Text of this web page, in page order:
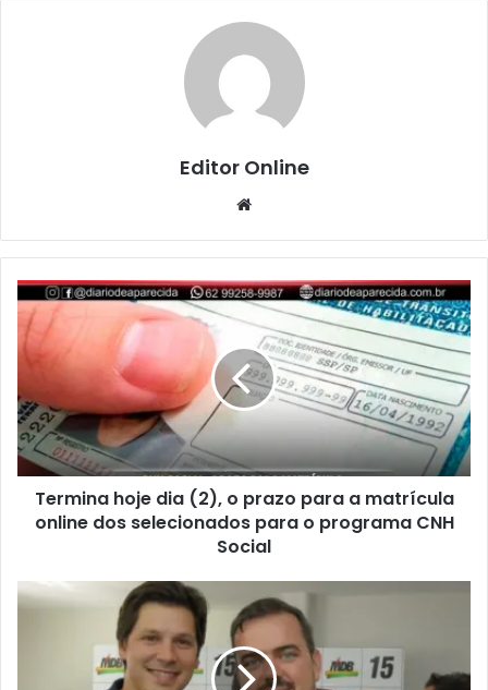
Editor Online
Termina hoje dia (2), o prazo para a matrícula
online dos selecionados para o programa CNH
Social